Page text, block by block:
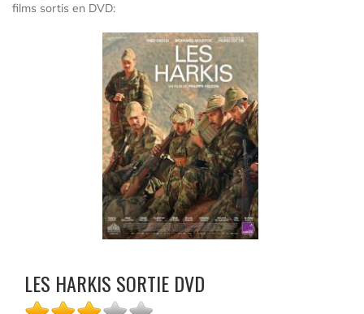
films sortis en DVD:
LES HARKIS SORTIE DVD